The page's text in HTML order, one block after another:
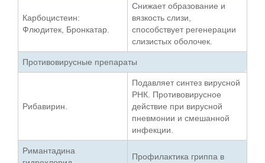
Карбоцистеин:
Флюдитек, Бронкатар.
Снижает образование и
вязкость слизи,
способствует регенерации
слизистых оболочек.
Противовирусные препараты
Рибавирин.
Подавляет синтез вирусной
РНК. Противовирусное
действие при вирусной
пневмонии и смешанной
инфекции.
Римантадина
Профилактика гриппа в